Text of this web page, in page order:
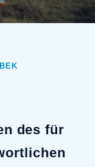
des für